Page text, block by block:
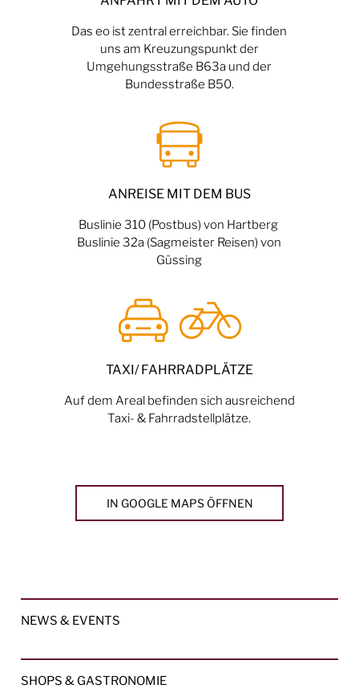
Das eo ist zentral erreichbar. Sie finden
uns am Kreuzungspunkt der
Umgehungsstraße B63a und der
Bundesstraße B50.
ANREISE MIT DEM BUS
Buslinie 310 (Postbus) von Hartberg
Buslinie 32a (Sagmeister Reisen)von
Güssing
TAXI/ FAHRRADPLÄTZE
Auf dem Areal befinden sich ausreichend
Taxi- & Fahrradstellplätze.
IN GOOGLE MAPS ÖFFNEN
NEWS & EVENTS
SHOPS & GASTRONOMIE